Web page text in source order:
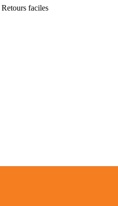
Retours faciles